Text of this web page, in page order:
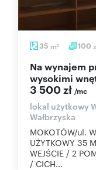
35 m2 100
Na wynajem przestronny lokal 35 m² z
wysokimi
3 500 zł /mc
lokal użytkowy
Wałbrzyska
MOKOTÓW/ul.
UŻYTKOWY 35
WEJŚCIE / 2
/ CICH...